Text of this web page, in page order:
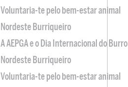
Voluntaria-te pelo bem-estar animal
Nordeste Burriqueiro
A AEPGA e o Dia Internacional do Burro
Nordeste Burriqueiro
Voluntaria-te pelo bem-estar animal